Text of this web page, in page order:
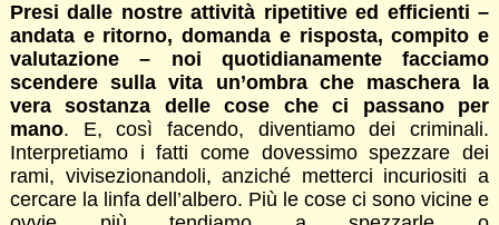
Presi dalle nostre attività ripetitive ed efficienti –
andata e ritorno, domanda e risposta, compito e
valutazione – noi quotidianamente facciamo
scendere sulla vita un’ombra che maschera la
vera sostanza delle cose che ci passano per
mano. E, così facendo, diventiamo dei criminali.
Interpretiamo i fatti come dovessimo spezzare dei
rami, vivisezionandoli, anziché metterci incuriositi a
cercare la linfa dell’albero. Più le cose ci sono vicine e